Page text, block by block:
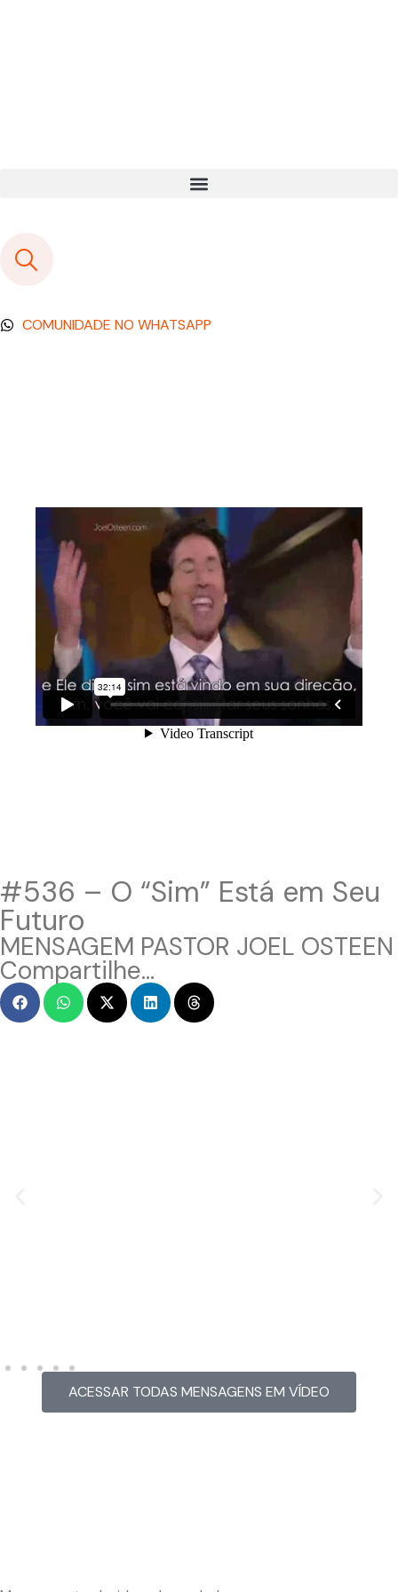
COMUNIDADE NO WHATSAPP
#536 – O “Sim” Está em Seu
Futuro
MENSAGEM PASTOR JOEL OSTEEN
Compartilhe...
ACESSAR TODAS MENSAGENS EM VÍDEO